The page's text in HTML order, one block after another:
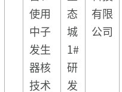
使用
中子
发生
器核
技术
态
城
1#
研
发
有限
公司